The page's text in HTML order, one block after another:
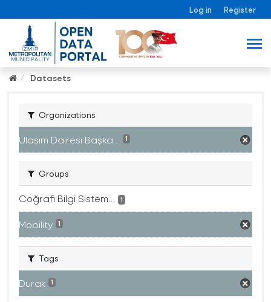
Log in Register
Datasets
Organizations
Ulaşım Dairesi Başka... 1
Groups
Coğrafi Bilgi Sistem... 1
Mobility 1
Tags
Durak 1